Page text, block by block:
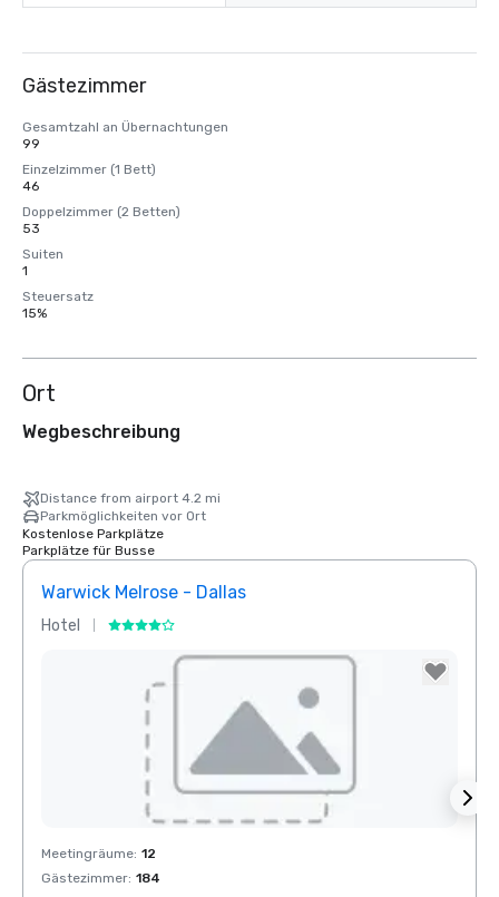
Gästezimmer
Gesamtzahl an Übernachtungen
99
Einzelzimmer (1 Bett)
46
Doppelzimmer (2 Betten)
53
Suiten
1
Steuersatz
15%
Ort
Wegbeschreibung
Distance from airport 4.2 mi
Parkmöglichkeiten vor Ort
Kostenlose Parkplätze
Parkplätze für Busse
Warwick Melrose - Dallas
Hotel
Removed from favorites
Meetingräume: 12
Gästezimmer: 184